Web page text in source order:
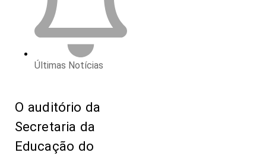
Últimas Notícias
O auditório da
Secretaria da
Educação do